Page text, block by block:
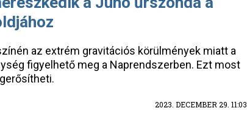
az extrém gravitációs körülmények miatt a
figyelhető meg a Naprendszerben. Ezt most
2023. DECEMBER 29. 11:03